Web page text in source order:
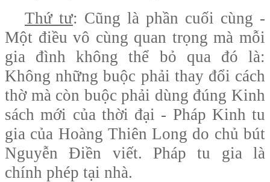
Thứ tư: Cũng là phần cuối cùng -
Một điều vô cùng quan trọng mà mỗi
gia đình không thể bỏ qua đó là:
Không những buộc phải thay đổi cách
thờ mà còn buộc phải dùng đúng Kinh
sách mới của thời đại - Pháp Kinh tu
gia của Hoàng Thiên Long do chủ bút
Nguyễn Điền viết. Pháp tu gia là
chính phép tại nhà.